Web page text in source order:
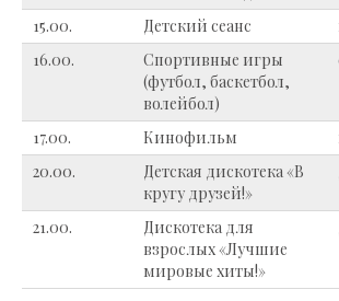
15.00. Детский сеанс
16.00.
Спортивные игры
(футбол, баскетбол,
волейбол)
17.00. Кинофильм
20.00.
Детская дискотека «В
кругу друзей!»
21.00.
Дискотека для
взрослых «Лучшие
мировые хиты!»